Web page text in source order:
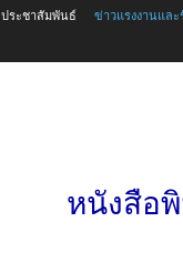
ประชาสัมพันธ์ ข่าวแรงงานแล
หนังสือ